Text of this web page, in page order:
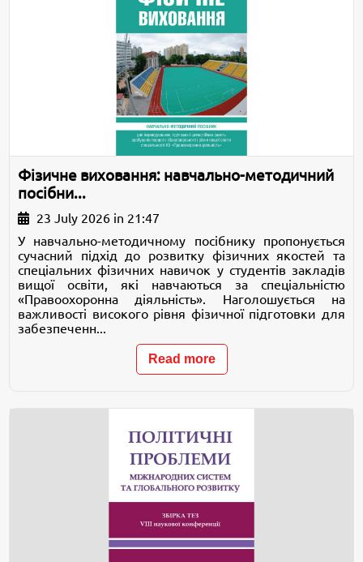
Фізичне виховання: навчально-методичний
посібни...
23 July 2026 in 21:47
У навчально-методичному посібнику пропонується
сучасний підхід до розвитку фізичних якостей та
спеціальних фізичних навичок у студентів закладів
вищої освіти, які навчаються за спеціальністю
«Правоохоронна діяльність». Наголошується на
важливості високого рівня фізичної підготовки для
забезпеченн...
Read more